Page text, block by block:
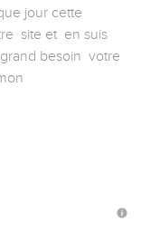
jour cette
site et  en suis
besoin  votre